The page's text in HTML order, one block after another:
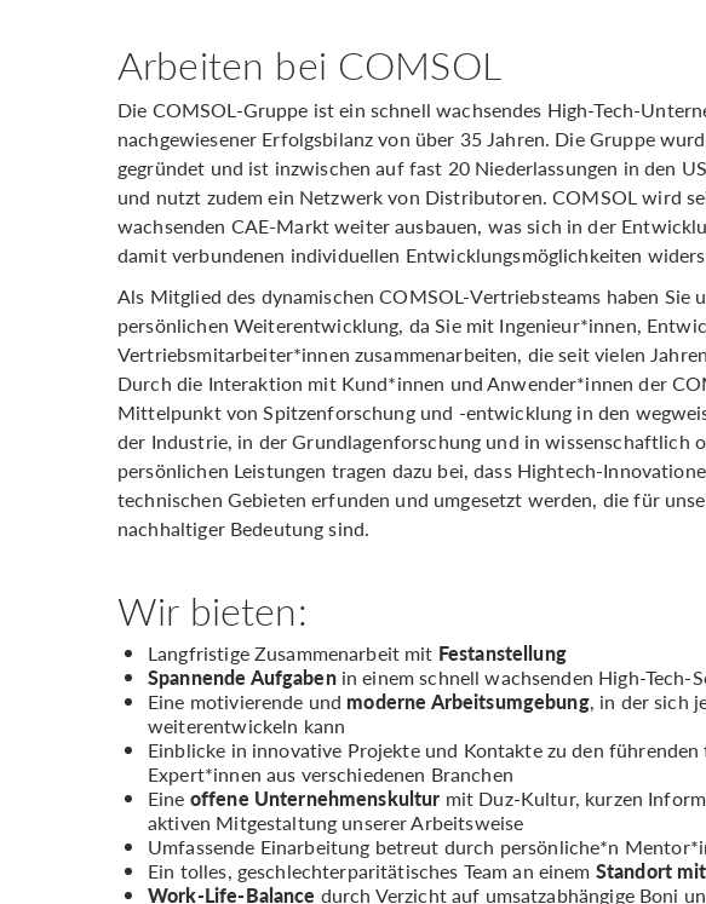
Arbeiten bei COMSOL
Die COMSOL-Gruppe ist ein schnell wachsendes High-Tech-
nachgewiesener Erfolgsbilanz von über 35 Jahren. Die Gruppe
gegründet und ist inzwischen auf fast 20 Niederlassungen in den
und nutzt zudem ein Netzwerk von Distributoren. COMSOL wird
wachsenden CAE-Markt weiter ausbauen, was sich in der
damit verbundenen individuellen Entwicklungsmöglichkeiten
Als Mitglied des dynamischen COMSOL-Vertriebsteams haben Sie
persönlichen Weiterentwicklung, da Sie mit Ingenieur*innen,
Vertriebsmitarbeiter*innen zusammenarbeiten, die seit vielen
Durch die Interaktion mit Kund*innen und Anwender*innen der
Mittelpunkt von Spitzenforschung und -entwicklung in den
der Industrie, in der Grundlagenforschung und in wissenschaftlich
persönlichen Leistungen tragen dazu bei, dass Hightech-
technischen Gebieten erfunden und umgesetzt werden, die für
nachhaltiger Bedeutung sind.
Wir bieten:
Langfristige Zusammenarbeit mit Festanstellung
Spannende Aufgabenin einem schnell wachsenden High-Tech-
Eine motivierende und moderne Arbeitsumgebung, in der sich
weiterentwickeln kann
Einblicke in innovative Projekte und Kontakte zu den
Expert*innen aus verschiedenen Branchen
Eine offene Unternehmenskultur mit Duz-Kultur, kurzen
aktiven Mitgestaltung unserer Arbeitsweise
Umfassende Einarbeitung betreut durch persönliche*n
Ein tolles, geschlechterparitätisches Team an einem Standort
Work-Life-Balance durch Verzicht auf umsatzabhängige Boni